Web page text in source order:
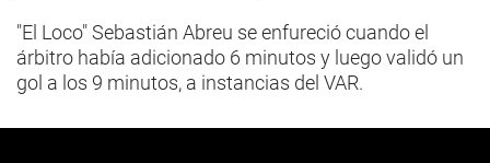
"El Loco" Sebastián Abreu se enfureció cuando el
árbitro había adicionado 6 minutos y luego validó un
gol a los 9 minutos, a instancias del VAR.